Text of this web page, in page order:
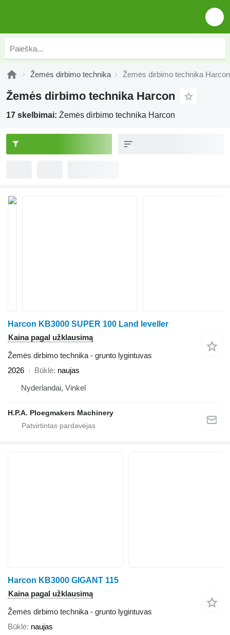
Žemės dirbimo technika Žemės dirbimo technika Harcon
Žemės dirbimo technika Harcon
17 skelbimai: Žemės dirbimo technika Harcon
Harcon KB3000 SUPER 100 Land leveller
Kaina pagal užklausimą
Žemės dirbimo technika - grunto lygintuvas
2026
Būklė naujas
Nyderlandai, Vinkel
H.P.A. Ploegmakers Machinery
Harcon KB3000 GIGANT 115
Kaina pagal užklausimą
Žemės dirbimo technika - grunto lygintuvas
Būklė naujas